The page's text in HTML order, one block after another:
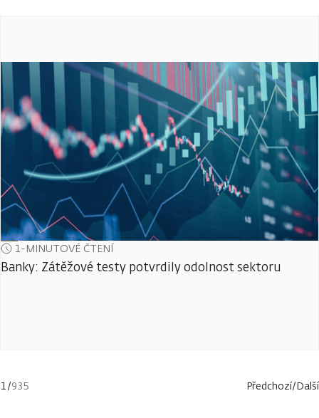
1-MINUTOVÉ ČTENÍ
Banky: Zátěžové testy potvrdily odolnost sektoru
1/935 Předchozí/Další